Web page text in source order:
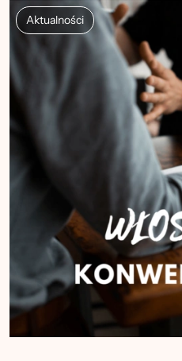
Aktualności